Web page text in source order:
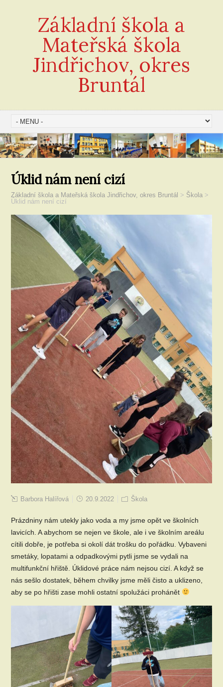
Základní škola a
Mateřská škola
Jindřichov, okres
Bruntál
Úklid nám není cizí
Základní škola a Mateřská škola Jindřichov, okres Bruntál > Škola >
Úklid nám není cizí
Barbora Halířová 20.9.2022 Škola
Prázdniny nám utekly jako voda a my jsme opět ve školních
lavicích. A abychom se nejen ve škole, ale i ve školním areálu
cítili dobře, je potřeba si okolí dát trošku do pořádku. Vybaveni
smetáky, lopatami a odpadkovými pytli jsme se vydali na
multifunkční hřiště. Úklidové práce nám nejsou cizí. A když se
nás sešlo dostatek, během chvilky jsme měli čisto a uklizeno,
aby se po hřišti zase mohli ostatní spolužáci prohánět